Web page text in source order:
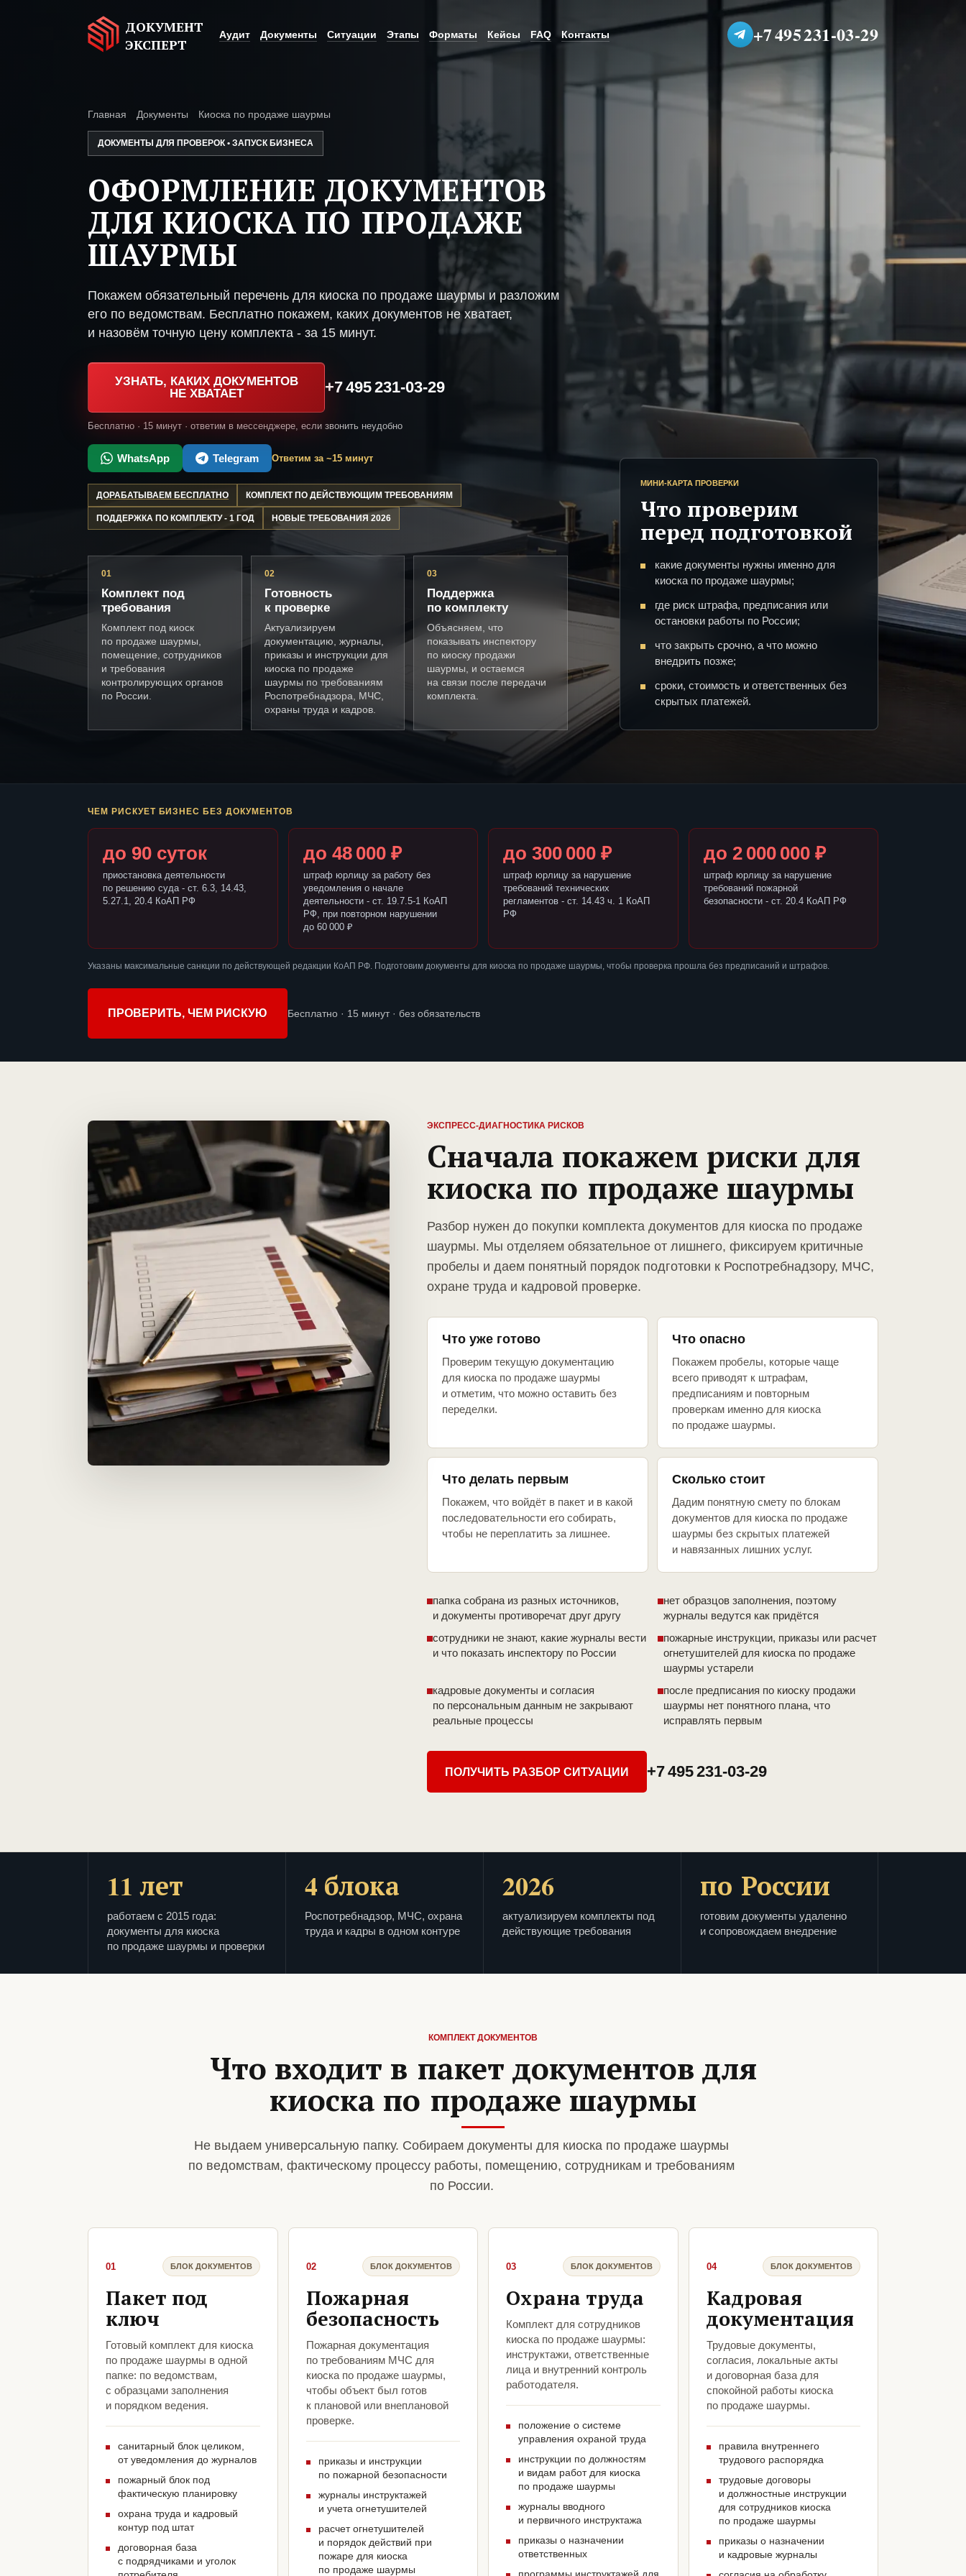
ДОКУМЕНТ
ЭКСПЕРТ
Аудит Документы Ситуации Этапы Форматы Кейсы FAQ Контакты +7 495 231-03-29
Главная Документы Киоска по продаже шаурмы
ДОКУМЕНТЫ ДЛЯ ПРОВЕРОК • ЗАПУСК БИЗНЕСА
ОФОРМЛЕНИЕ ДОКУМЕНТОВ
ДЛЯ КИОСКА ПО ПРОДАЖЕ
ШАУРМЫ
Покажем обязательный перечень для киоска по продаже шаурмы и разложим
его по ведомствам. Бесплатно покажем, каких документов не хватает,
и назовём точную цену комплекта - за 15 минут.
УЗНАТЬ, КАКИХ ДОКУМЕНТОВ
НЕ ХВАТАЕТ
+7 495 231-03-29
Бесплатно · 15 минут · ответим в мессенджере, если звонить неудобно
WhatsApp Telegram Ответим за ~15 минут
ДОРАБАТЫВАЕМ БЕСПЛАТНО КОМПЛЕКТ ПО ДЕЙСТВУЮЩИМ ТРЕБОВАНИЯМ
ПОДДЕРЖКА ПО КОМПЛЕКТУ - 1 ГОД НОВЫЕ ТРЕБОВАНИЯ 2026
01
Комплект под
требования
Комплект под киоск
по продаже шаурмы,
помещение, сотрудников
и требования
контролирующих органов
по России.
02
Готовность
к проверке
Актуализируем
документацию, журналы,
приказы и инструкции для
киоска по продаже
шаурмы по требованиям
Роспотребнадзора, МЧС,
охраны труда и кадров.
03
Поддержка
по комплекту
Объясняем, что
показывать инспектору
по киоску продажи
шаурмы, и остаемся
на связи после передачи
комплекта.
МИНИ-КАРТА ПРОВЕРКИ
Что проверим
перед подготовкой
какие документы нужны именно для
киоска по продаже шаурмы;
где риск штрафа, предписания или
остановки работы по России;
что закрыть срочно, а что можно
внедрить позже;
сроки, стоимость и ответственных без
скрытых платежей.
ЧЕМ РИСКУЕТ БИЗНЕС БЕЗ ДОКУМЕНТОВ
до 90 суток
приостановка деятельности
по решению суда - ст. 6.3, 14.43,
5.27.1, 20.4 КоАП РФ
до 48 000 ₽
штраф юрлицу за работу без
уведомления о начале
деятельности - ст. 19.7.5-1 КоАП
РФ, при повторном нарушении
до 60 000 ₽
до 300 000 ₽
штраф юрлицу за нарушение
требований технических
регламентов - ст. 14.43 ч. 1 КоАП
РФ
до 2 000 000 ₽
штраф юрлицу за нарушение
требований пожарной
безопасности - ст. 20.4 КоАП РФ
Указаны максимальные санкции по действующей редакции КоАП РФ. Подготовим документы для киоска по продаже шаурмы, чтобы проверка прошла без предписаний и штрафов.
ПРОВЕРИТЬ, ЧЕМ РИСКУЮ Бесплатно · 15 минут · без обязательств
ЭКСПРЕСС-ДИАГНОСТИКА РИСКОВ
Сначала покажем риски для
киоска по продаже шаурмы
Разбор нужен до покупки комплекта документов для киоска по продаже
шаурмы. Мы отделяем обязательное от лишнего, фиксируем критичные
пробелы и даем понятный порядок подготовки к Роспотребнадзору, МЧС,
охране труда и кадровой проверке.
Что уже готово
Проверим текущую документацию
для киоска по продаже шаурмы
и отметим, что можно оставить без
переделки.
Что опасно
Покажем пробелы, которые чаще
всего приводят к штрафам,
предписаниям и повторным
проверкам именно для киоска
по продаже шаурмы.
Что делать первым
Покажем, что войдёт в пакет и в какой
последовательности его собирать,
чтобы не переплатить за лишнее.
Сколько стоит
Дадим понятную смету по блокам
документов для киоска по продаже
шаурмы без скрытых платежей
и навязанных лишних услуг.
папка собрана из разных источников,
и документы противоречат друг другу
нет образцов заполнения, поэтому
журналы ведутся как придётся
сотрудники не знают, какие журналы вести
и что показать инспектору по России
пожарные инструкции, приказы или расчет
огнетушителей для киоска по продаже
шаурмы устарели
кадровые документы и согласия
по персональным данным не закрывают
реальные процессы
после предписания по киоску продажи
шаурмы нет понятного плана, что
исправлять первым
ПОЛУЧИТЬ РАЗБОР СИТУАЦИИ +7 495 231-03-29
11 лет
работаем с 2015 года:
документы для киоска
по продаже шаурмы и проверки
4 блока
Роспотребнадзор, МЧС, охрана
труда и кадры в одном контуре
2026
актуализируем комплекты под
действующие требования
по России
готовим документы удаленно
и сопровождаем внедрение
КОМПЛЕКТ ДОКУМЕНТОВ
Что входит в пакет документов для
киоска по продаже шаурмы
Не выдаем универсальную папку. Собираем документы для киоска по продаже шаурмы
по ведомствам, фактическому процессу работы, помещению, сотрудникам и требованиям
по России.
01 БЛОК ДОКУМЕНТОВ
Пакет под
ключ
Готовый комплект для киоска
по продаже шаурмы в одной
папке: по ведомствам,
с образцами заполнения
и порядком ведения.
санитарный блок целиком,
от уведомления до журналов
пожарный блок под
фактическую планировку
охрана труда и кадровый
контур под штат
договорная база
с подрядчиками и уголок
02 БЛОК ДОКУМЕНТОВ
Пожарная
безопасность
Пожарная документация
по требованиям МЧС для
киоска по продаже шаурмы,
чтобы объект был готов
к плановой или внеплановой
проверке.
приказы и инструкции
по пожарной безопасности
журналы инструктажей
и учета огнетушителей
расчет огнетушителей
и порядок действий при
пожаре для киоска
по продаже шаурмы
03 БЛОК ДОКУМЕНТОВ
Охрана труда
Комплект для сотрудников
киоска по продаже шаурмы:
инструктажи, ответственные
лица и внутренний контроль
работодателя.
положение о системе
управления охраной труда
инструкции по должностям
и видам работ для киоска
по продаже шаурмы
журналы вводного
и первичного инструктажа
приказы о назначении
ответственных
04 БЛОК ДОКУМЕНТОВ
Кадровая
документация
Трудовые документы,
согласия, локальные акты
и договорная база для
спокойной работы киоска
по продаже шаурмы.
правила внутреннего
трудового распорядка
трудовые договоры
и должностные инструкции
для сотрудников киоска
по продаже шаурмы
приказы о назначении
и кадровые журналы